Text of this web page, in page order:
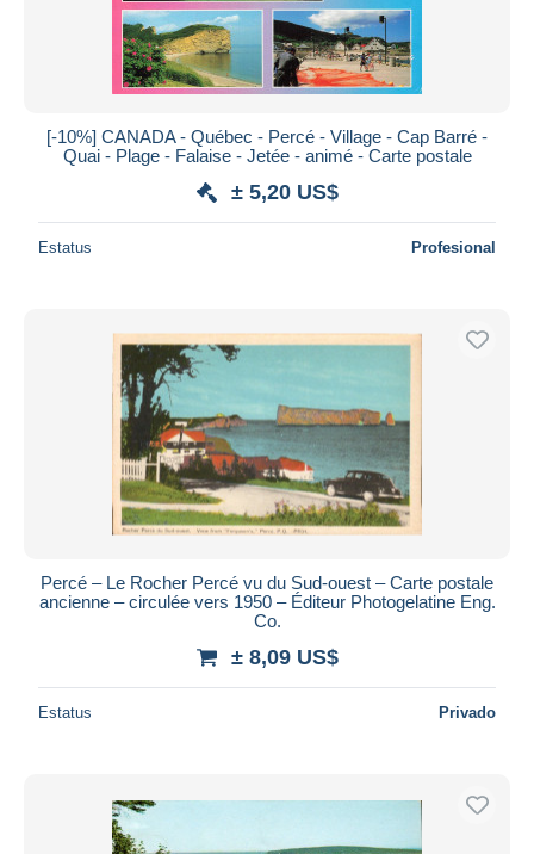
[-10%] CANADA - Québec - Percé - Village - Cap Barré -
Quai - Plage - Falaise - Jetée - animé - Carte postale
± 5,20 US$
Estatus Profesional
Percé – Le Rocher Percé vu du Sud-ouest – Carte postale
ancienne – circulée vers 1950 – Éditeur Photogelatine Eng.
Co.
± 8,09 US$
Estatus Privado